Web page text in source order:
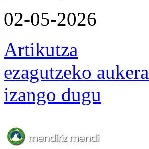
02-05-2026
Artikutza
ezagutzeko aukera
izango dugu